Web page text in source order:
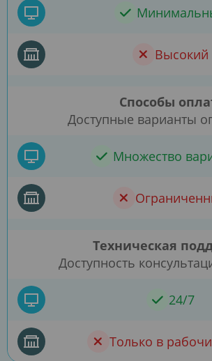
Высокий
Способы
Доступные варианты
Множество
Техническая
Доступность
24/7
Только в